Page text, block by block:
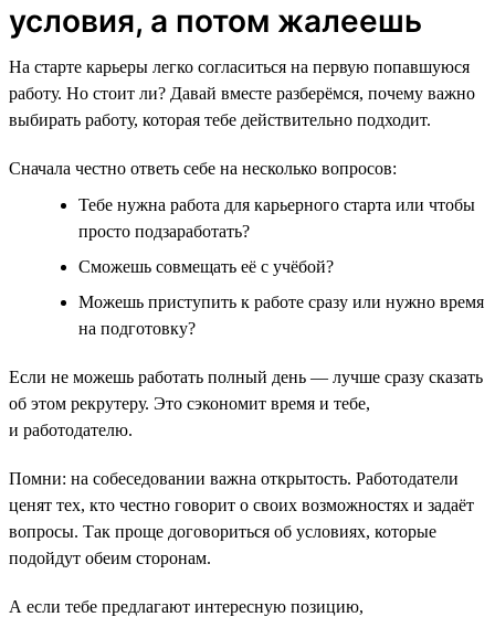
условия, а потом жалеешь
На старте карьеры легко согласиться на первую попавшуюся
работу. Но стоит ли? Давай вместе разберёмся, почему важно
выбирать работу, которая тебе действительно подходит.
Сначала честно ответь себе на несколько вопросов:
Тебе нужна работа для карьерного старта или чтобы
просто подзаработать?
Сможешь совмещать её с учёбой?
Можешь приступить к работе сразу или нужно время
на подготовку?
Если не можешь работать полный день — лучше сразу сказать
об этом рекрутеру. Это сэкономит время и тебе,
и работодателю.
Помни: на собеседовании важна открытость. Работодатели
ценят тех, кто честно говорит о своих возможностях и задаёт
вопросы. Так проще договориться об условиях, которые
подойдут обеим сторонам.
А если тебе предлагают интересную позицию,